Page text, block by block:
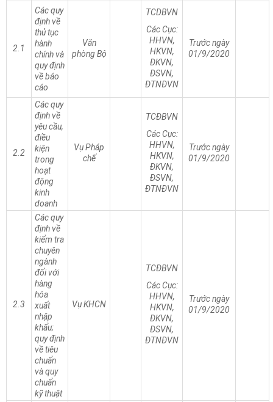
2.1
Các quy
định về
thủ tục
hành
chính và
quy định
về báo
cáo
Văn
phòng Bộ
TCDBVN
Các Cục:
HHVN,
HKVN,
ĐKVN,
ĐSVN,
ĐTNĐVN
Trước ngày
01/9/2020
2.2
Các quy
định về
yêu cầu,
điều
kiện
trong
hoạt
động
kinh
doanh
Vụ Pháp
chế
TCĐBVN
Các Cục:
HHVN,
HKVN,
ĐKVN,
ĐSVN,
ĐTNĐVN
Trước ngày
01/9/2020
2.3
Các quy
định về
kiểm tra
chuyên
ngành
đối với
hàng
hóa
xuất
nhập
khẩu;
quy định
về tiêu
chuẩn
và quy
chuẩn
kỹ thuật
Vụ KHCN
TCĐBVN
Các Cục:
HHVN,
HKVN,
ĐKVN,
ĐSVN,
ĐTNĐVN
Trước ngày
01/9/2020